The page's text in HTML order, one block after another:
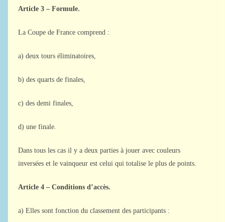
Article 3 – Formule.
La Coupe de France comprend :
a) deux tours éliminatoires,
b) des quarts de finales,
c) des demi finales,
d) une finale.
Dans tous les cas il y a deux parties à jouer avec couleurs
inversées et le vainqueur est celui qui totalise le plus de points.
Article 4 – Conditions d’accès.
a) Elles sont fonction du classement des participants :